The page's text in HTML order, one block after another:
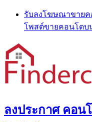
Skip
content
รับลงโฆษณาขายค
โพสต์ขายคอนโดบ
ลงประกาศ คอน